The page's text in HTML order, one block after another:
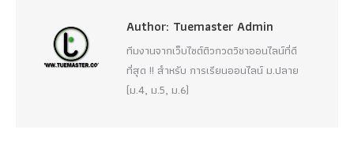
Author: Tuemaster Admin
ทีมงานจากเว็บไซต์ติวกวดวิชาออนไลน์ที่ดี
ที่สุด !! สำหรับ การเรียนออนไลน์ ม.ปลาย
(ม.4, ม.5, ม.6)